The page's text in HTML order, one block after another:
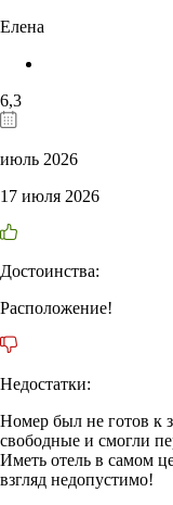
Елена
6,3
июль 2026
17 июля 2026
Достоинства:
Расположение!
Недостатки:
Номер был не готов к
свободные и смогли
Иметь отель в самом
взгляд недопустимо!